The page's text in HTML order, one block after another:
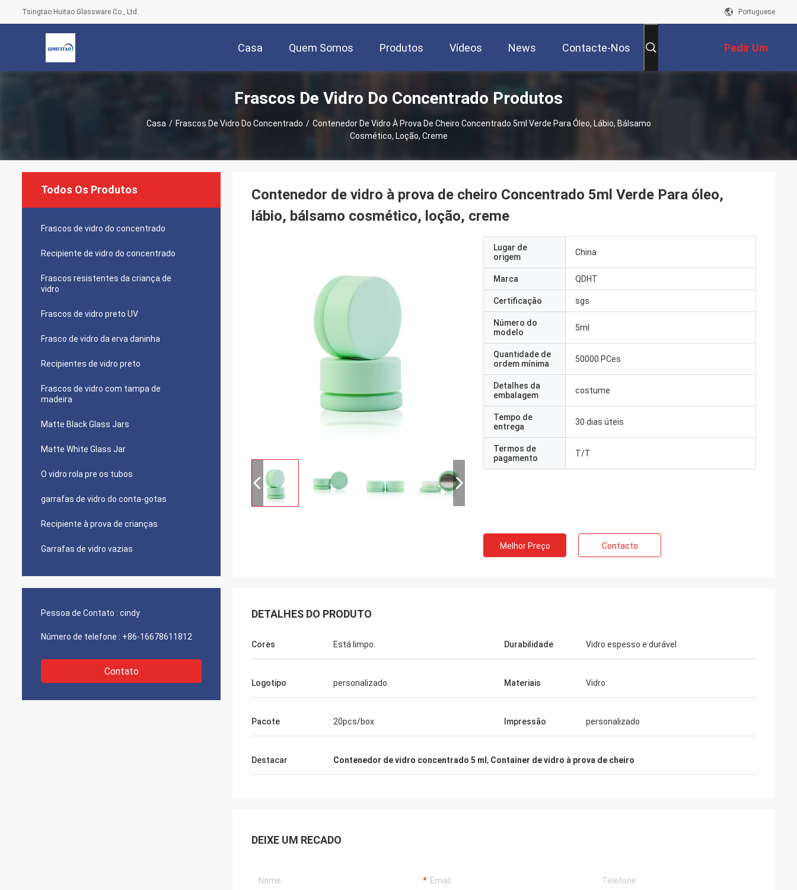
Tsingtao Huitao Glassware Co., Ltd. Portuguese
Casa Quem Somos Produtos Vídeos News Contacte-Nos Pedir Um
Orçamento
Frascos De Vidro Do Concentrado Produtos
Casa / Frascos De Vidro Do Concentrado / Contenedor De Vidro À Prova De Cheiro Concentrado 5ml Verde Para Óleo, Lábio, Bálsamo
Cosmético, Loção, Creme
Todos Os Produtos
Frascos de vidro do concentrado
Recipiente de vidro do concentrado
Frascos resistentes da criança de
vidro
Frascos de vidro preto UV
Frasco de vidro da erva daninha
Recipientes de vidro preto
Frascos de vidro com tampa de
madeira
Matte Black Glass Jars
Matte White Glass Jar
O vidro rola pre os tubos
garrafas de vidro do conta-gotas
Recipiente à prova de crianças
Garrafas de vidro vazias
Pessoa de Contato : cindy
Número de telefone : +86-16678611812
Contato
Contenedor de vidro à prova de cheiro Concentrado 5ml Verde Para óleo,
lábio, bálsamo cosmético, loção, creme
Lugar de
origem
China
Marca QDHT
Certificação sgs
Número do
modelo
5ml
Quantidade de
ordem mínima
50000 PCes
Detalhes da
embalagem
costume
Tempo de
entrega
30 dias úteis
Termos de
pagamento
T/T
Melhor Preço Contacto
DETALHES DO PRODUTO
Cores Está limpo. Durabilidade Vidro espesso e durável
Logotipo personalizado Materiais Vidro
Pacote 20pcs/box Impressão personalizado
Destacar Contenedor de vidro concentrado 5 ml , Container de vidro à prova de cheiro
DEIXE UM RECADO